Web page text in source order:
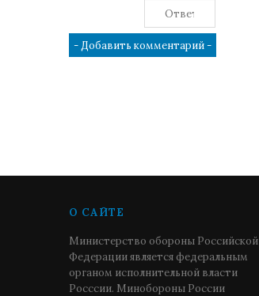
О САЙТЕ
Министерство обороны Российской
Федерации является федеральным
органом исполнительной власти
Росссии. Минобороны России